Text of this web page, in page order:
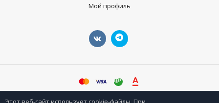
Мой профиль
©sharpeyshop.ru